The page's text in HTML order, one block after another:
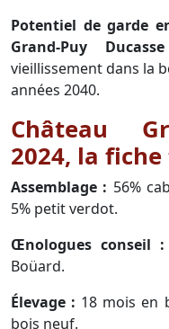
Potentiel de garde
Grand-Puy
vieillissement dans la
années 2040.
Château
2024, la
Assemblage : 56%
5% petit verdot.
Œnologues conseil :
Boüard.
Élevage : 18 mois en
bois neuf.